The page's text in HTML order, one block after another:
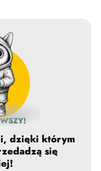
dzięki którym
się